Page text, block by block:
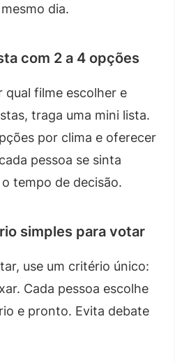
dia.
com 2 a 4 opções
qual filme escolher e
traga uma mini lista.
por clima e oferecer
pessoa se sinta
tempo de decisão.
simples para votar
use um critério único:
Cada pessoa escolhe
e pronto. Evita debate